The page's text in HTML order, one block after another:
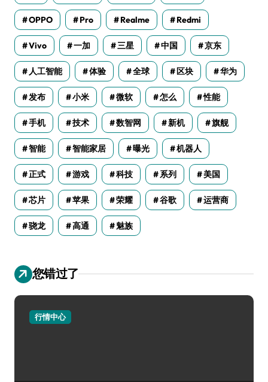
OPPO Pro Realme Redmi
Vivo 一加 三星 中国 京东
人工智能 体验 全球 区块 华为
发布 小米 微软 怎么 性能
手机 技术 数智网 新机 旗舰
智能 智能家居 曝光 机器人
正式 游戏 科技 系列 美国
芯片 苹果 荣耀 谷歌 运营商
骁龙 高通 魅族
您错过了
行情中心